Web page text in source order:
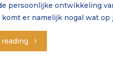
persoonlijke ontwikkeling
er namelijk nogal wat op
"De